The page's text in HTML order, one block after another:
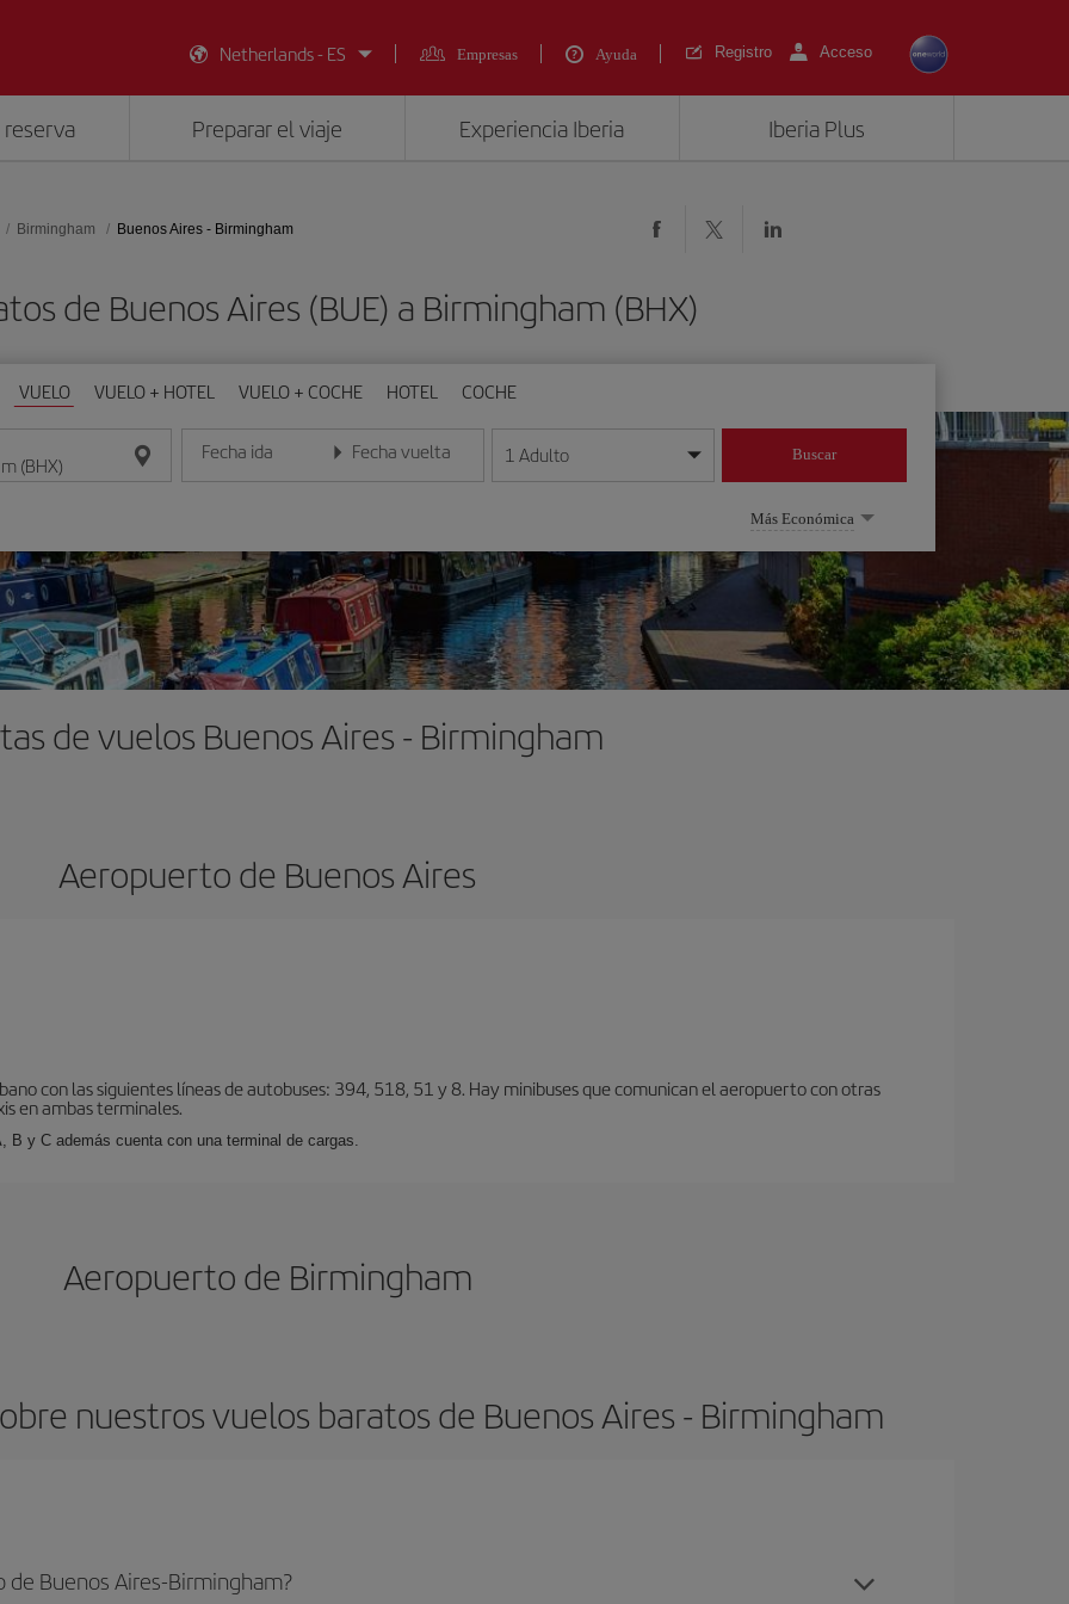
Netherlands - ES Empresas Ayuda Registro Acceso
Preparar el viaje Experiencia Iberia Iberia Plus
Birmingham Buenos Aires - Birmingham
de Buenos Aires (BUE) a Birmingham (BHX)
VUELO VUELO + HOTEL VUELO + COCHE HOTEL COCHE
Fecha ida
Introduce la fecha en formato día/mes/año
Fecha vuelta
Introduce la fecha en formato día/mes/año
1 Adulto Buscar
Más Económica
de vuelos Buenos Aires - Birmingham
Aeropuerto de Buenos Aires
con las siguientes líneas de autobuses: 394, 518, 51 y 8. Hay minibuses que comunican el aeropuerto con otras
en ambas terminales.
B y C además cuenta con una terminal de cargas.
Aeropuerto de Birmingham
nuestros vuelos baratos de Buenos Aires - Birmingham
Buenos Aires-Birmingham?